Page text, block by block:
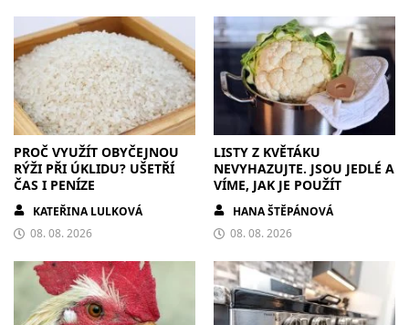
PROČ VYUŽÍT OBYČEJNOU
RÝŽI PŘI ÚKLIDU? UŠETŘÍ
ČAS I PENÍZE
KATEŘINA LULKOVÁ
08. 08. 2026
LISTY Z KVĚTÁKU
NEVYHAZUJTE. JSOU JEDLÉ A
VÍME, JAK JE POUŽÍT
HANA ŠTĚPÁNOVÁ
08. 08. 2026